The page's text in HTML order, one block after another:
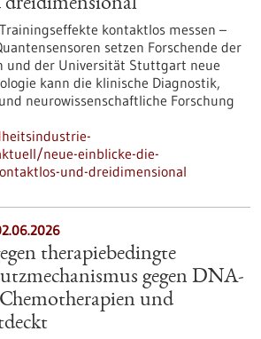
kontaktlos messen –
setzen Forschende der
und der Universität Stuttgart neue
kann die klinische Diagnostik,
neurowissenschaftliche Forschung
neue-einblicke-die-
und-dreidimensional
therapiebedingte
gegen DNA-
und